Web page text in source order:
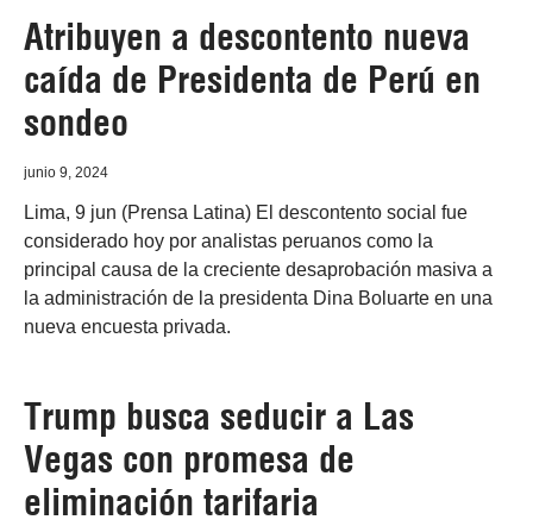
Atribuyen a descontento nueva
caída de Presidenta de Perú en
sondeo
junio 9, 2024
Lima, 9 jun (Prensa Latina) El descontento social fue
considerado hoy por analistas peruanos como la
principal causa de la creciente desaprobación masiva a
la administración de la presidenta Dina Boluarte en una
nueva encuesta privada.
Trump busca seducir a Las
Vegas con promesa de
eliminación tarifaria